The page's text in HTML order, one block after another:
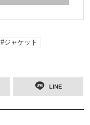
ジャケット
LINE